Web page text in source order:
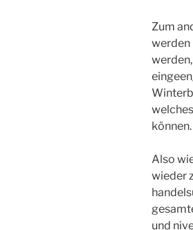
Zum
werden
können.
Also
wieder
und